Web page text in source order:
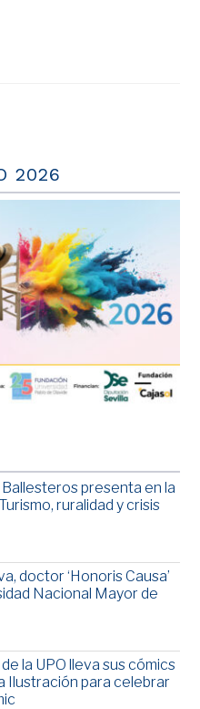
2026
Ballesteros presenta en la
ruralidad y crisis
doctor ‘Honoris Causa’
Nacional Mayor de
la UPO lleva sus cómics
Ilustración para celebrar